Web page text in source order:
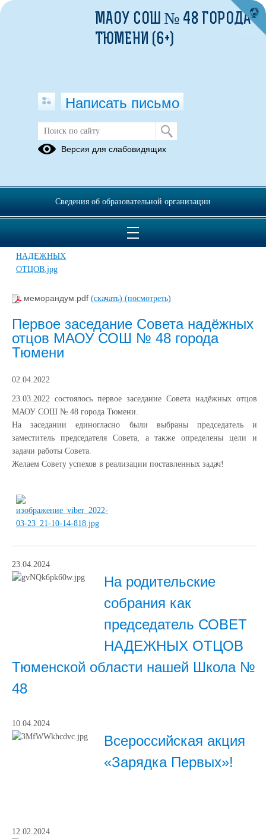
СОВЕТ НАДЁЖНЫХ ОТЦОВ МАОУ
СОШ №48 города Тюмени
меморандум.pdf (скачать) (посмотреть)
Первое заседание Совета надёжных
отцов МАОУ СОШ № 48 города
Тюмени
02.04.2022
23.03.2022 состоялось первое заседание Совета надёжных отцов
МАОУ СОШ № 48 города Тюмени.
На заседании единогласно были выбраны председатель и
заместитель председателя Совета, а также определены цели и
задачи работы Совета.
Желаем Совету успехов в реализации поставленных задач!
23.04.2024
На родительские
собрания как
председатель СОВЕТ
НАДЕЖНЫХ ОТЦОВ
Тюменской области нашей Школа №
48
10.04.2024
Всероссийская акция
«Зарядка Первых»!
12.02.2024
МАОУ СОШ № 48 ГОРОДА
ТЮМЕНИ (6+)
Написать письмо
Версия для слабовидящих
Сведения об образовательной организации